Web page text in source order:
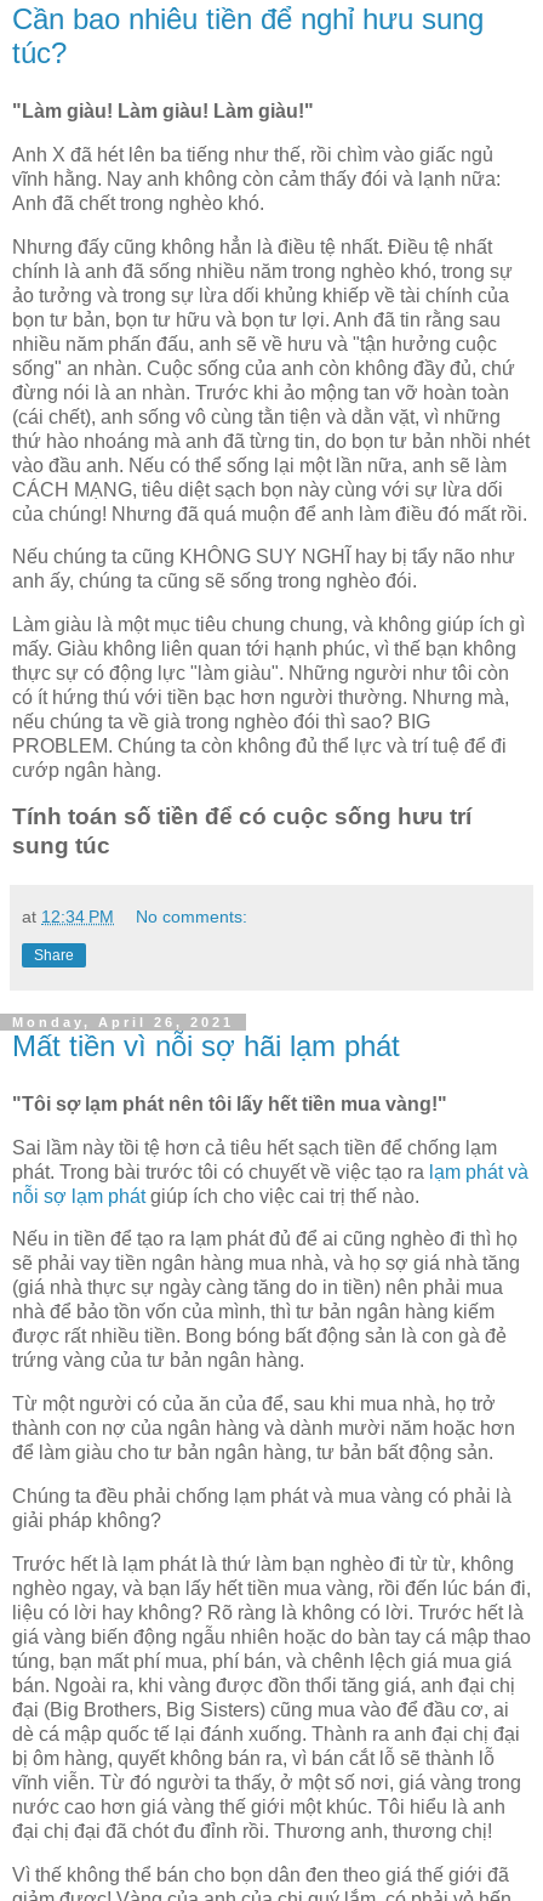
Cần bao nhiêu tiền để nghỉ hưu sung
túc?
"Làm giàu! Làm giàu! Làm giàu!"
Anh X đã hét lên ba tiếng như thế, rồi chìm vào giấc ngủ
vĩnh hằng. Nay anh không còn cảm thấy đói và lạnh nữa:
Anh đã chết trong nghèo khó.
Nhưng đấy cũng không hẳn là điều tệ nhất. Điều tệ nhất
chính là anh đã sống nhiều năm trong nghèo khó, trong sự
ảo tưởng và trong sự lừa dối khủng khiếp về tài chính của
bọn tư bản, bọn tư hữu và bọn tư lợi. Anh đã tin rằng sau
nhiều năm phấn đấu, anh sẽ về hưu và "tận hưởng cuộc
sống" an nhàn. Cuộc sống của anh còn không đầy đủ, chứ
đừng nói là an nhàn. Trước khi ảo mộng tan vỡ hoàn toàn
(cái chết), anh sống vô cùng tằn tiện và dằn vặt, vì những
thứ hào nhoáng mà anh đã từng tin, do bọn tư bản nhồi nhét
vào đầu anh. Nếu có thể sống lại một lần nữa, anh sẽ làm
CÁCH MẠNG, tiêu diệt sạch bọn này cùng với sự lừa dối
của chúng! Nhưng đã quá muộn để anh làm điều đó mất rồi.
Nếu chúng ta cũng KHÔNG SUY NGHĨ hay bị tẩy não như
anh ấy, chúng ta cũng sẽ sống trong nghèo đói.
Làm giàu là một mục tiêu chung chung, và không giúp ích gì
mấy. Giàu không liên quan tới hạnh phúc, vì thế bạn không
thực sự có động lực "làm giàu". Những người như tôi còn
có ít hứng thú với tiền bạc hơn người thường. Nhưng mà,
nếu chúng ta về già trong nghèo đói thì sao? BIG
PROBLEM. Chúng ta còn không đủ thể lực và trí tuệ để đi
cướp ngân hàng.
Tính toán số tiền để có cuộc sống hưu trí
sung túc
at 12:34 PM No comments:
Share
Monday, April 26, 2021
Mất tiền vì nỗi sợ hãi lạm phát
"Tôi sợ lạm phát nên tôi lấy hết tiền mua vàng!"
Sai lầm này tồi tệ hơn cả tiêu hết sạch tiền để chống lạm
phát. Trong bài trước tôi có chuyết về việc tạo ra lạm phát và
nỗi sợ lạm phátgiúp ích cho việc cai trị thế nào.
Nếu in tiền để tạo ra lạm phát đủ để ai cũng nghèo đi thì họ
sẽ phải vay tiền ngân hàng mua nhà, và họ sợ giá nhà tăng
(giá nhà thực sự ngày càng tăng do in tiền) nên phải mua
nhà để bảo tồn vốn của mình, thì tư bản ngân hàng kiếm
được rất nhiều tiền. Bong bóng bất động sản là con gà đẻ
trứng vàng của tư bản ngân hàng.
Từ một người có của ăn của để, sau khi mua nhà, họ trở
thành con nợ của ngân hàng và dành mười năm hoặc hơn
để làm giàu cho tư bản ngân hàng, tư bản bất động sản.
Chúng ta đều phải chống lạm phát và mua vàng có phải là
giải pháp không?
Trước hết là lạm phát là thứ làm bạn nghèo đi từ từ, không
nghèo ngay, và bạn lấy hết tiền mua vàng, rồi đến lúc bán đi,
liệu có lời hay không? Rõ ràng là không có lời. Trước hết là
giá vàng biến động ngẫu nhiên hoặc do bàn tay cá mập thao
túng, bạn mất phí mua, phí bán, và chênh lệch giá mua giá
bán. Ngoài ra, khi vàng được đồn thổi tăng giá, anh đại chị
đại (Big Brothers, Big Sisters) cũng mua vào để đầu cơ, ai
dè cá mập quốc tế lại đánh xuống. Thành ra anh đại chị đại
bị ôm hàng, quyết không bán ra, vì bán cắt lỗ sẽ thành lỗ
vĩnh viễn. Từ đó người ta thấy, ở một số nơi, giá vàng trong
nước cao hơn giá vàng thế giới một khúc. Tôi hiểu là anh
đại chị đại đã chót đu đỉnh rồi. Thương anh, thương chị!
Vì thế không thể bán cho bọn dân đen theo giá thế giới đã